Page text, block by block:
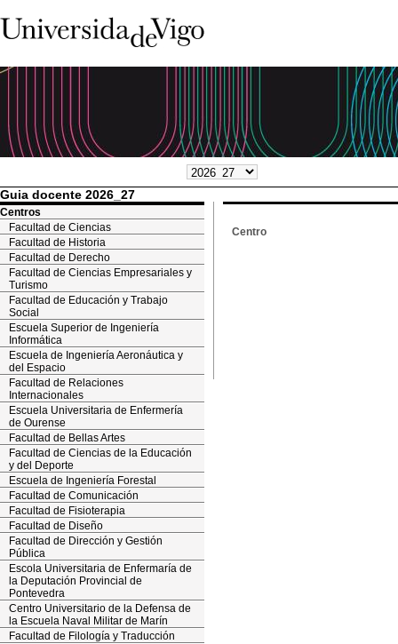
Guia docente 2026_27
Centros
Facultad de Ciencias
Facultad de Historia
Facultad de Derecho
Facultad de Ciencias Empresariales y
Turismo
Facultad de Educación y Trabajo
Social
Escuela Superior de Ingeniería
Informática
Escuela de Ingeniería Aeronáutica y
del Espacio
Facultad de Relaciones
Internacionales
Escuela Universitaria de Enfermería
de Ourense
Facultad de Bellas Artes
Facultad de Ciencias de la Educación
y del Deporte
Escuela de Ingeniería Forestal
Facultad de Comunicación
Facultad de Fisioterapia
Facultad de Diseño
Facultad de Dirección y Gestión
Pública
Escola Universitaria de Enfermaría de
la Deputación Provincial de
Pontevedra
Centro Universitario de la Defensa de
la Escuela Naval Militar de Marín
Facultad de Filología y Traducción
Centro